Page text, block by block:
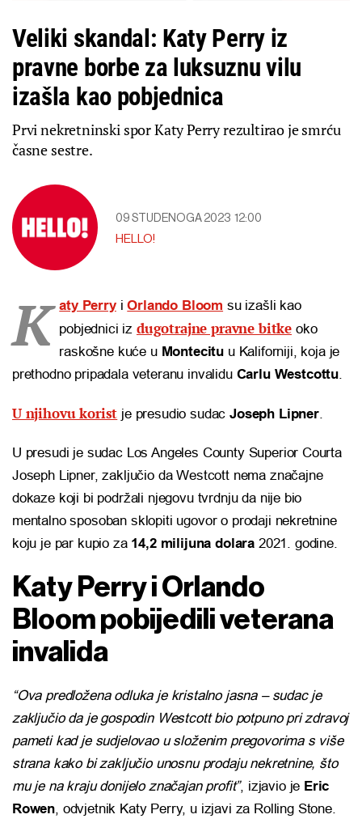
Veliki skandal: Katy Perry iz
pravne borbe za luksuznu vilu
izašla kao pobjednica
Prvi nekretninski spor Katy Perry rezultirao je smrću
časne sestre.
09 STUDENOGA 2023 12:00
HELLO!
K aty PerryiOrlando Bloom su izašli kao
pobjednici iz dugotrajne pravne bitke oko
raskošne kuće u Montecitu u Kaliforniji, koja je
prethodno pripadala veteranu invaliduCarlu Westcottu.
U njihovu korist je presudio sudacJoseph Lipner.
U presudi je sudac Los Angeles County Superior Courta
Joseph Lipner, zaključio da Westcott nema značajne
dokaze koji bi podržali njegovu tvrdnju da nije bio
mentalno sposoban sklopiti ugovor o prodaji nekretnine
koju je par kupio za 14,2 milijuna dolara 2021. godine.
Katy Perry i Orlando
Bloom pobijedili veterana
invalida
“Ova predložena odluka je kristalno jasna – sudac je
zaključio da je gospodin Westcott bio potpuno pri zdravoj
pameti kad je sudjelovao u složenim pregovorima s više
strana kako bi zaključio unosnu prodaju nekretnine, što
mu je na kraju donijelo značajan profit”, izjavio je Eric
Rowen, odvjetnik Katy Perry, u izjavi za Rolling Stone.